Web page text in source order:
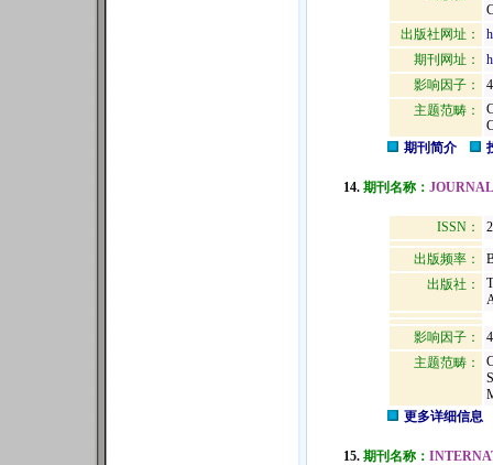
出版社网址：
期刊网址：
影响因子：
主题范畴：
期刊简介
14. 期刊名称：
ISSN：
出版频率：
出版社：
影响因子：
主题范畴：
更多详细信息
15. 期刊名称：